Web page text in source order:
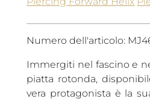
Numero dell'articolo:
Immergiti nel fascino e
piatta rotonda,
vera protagonista è la